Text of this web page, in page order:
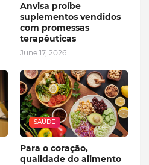
Anvisa proíbe
suplementos vendidos
com promessas
terapêuticas
June 17, 2026
SAÚDE
Para o coração,
qualidade do alimento